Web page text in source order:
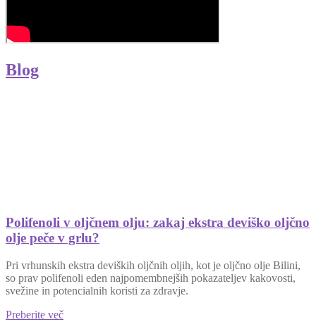
Blog
Polifenoli v oljčnem olju: zakaj ekstra deviško oljčno
olje peče v grlu?
Pri vrhunskih ekstra deviških oljčnih oljih, kot je oljčno olje Bilini,
so prav polifenoli eden najpomembnejših pokazateljev kakovosti,
svežine in potencialnih koristi za zdravje.
Preberite več